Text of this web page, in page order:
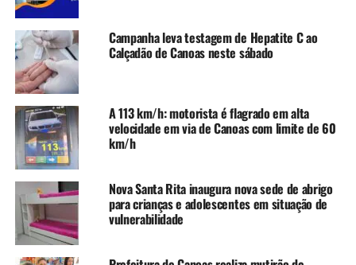
fim de maio.
No despacho, o magistrado aceitou os argumentos do
autor, de que não consegue mais arcar sozinho com os
custos do curso. O desembargador destacou que deferiu o
pedido de liminar sob alegação de “garantia fundamental
assegurada em nossa Constituição Federal”.
O estudante conseguiu chegar até o 4º semestre da
faculdade de Medicina. No processo, o autor alegou ainda
que não tem condições financeiras de pagar pelo curso,
sem causar prejuízo ao próprio sustento.
“É uma decisão extremamente importante não só porque
Campanha leva testagem de Hepatite C ao
Calçadão de Canoas neste sábado
A 113 km/h: motorista é flagrado em alta
velocidade em via de Canoas com limite de 60
km/h
Nova Santa Rita inaugura nova sede de abrigo
para crianças e adolescentes em situação de
vulnerabilidade